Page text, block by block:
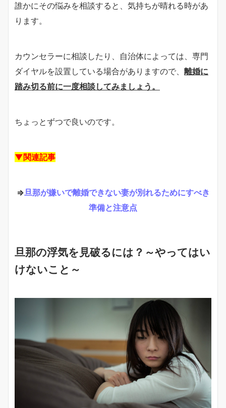
誰かにその悩みを相談すると、気持ちが晴れる時があ
ります。
カウンセラーに相談したり、自治体によっては、専門
ダイヤルを設置している場合がありますので、 離婚に
踏み切る前に一度相談してみましょう。
ちょっとずつで良いのです。
▼関連記事
⇒旦那が嫌いで離婚できない妻が別れるためにすべき
準備と注意点
旦那の浮気を見破るには？～やってはい
けないこと～